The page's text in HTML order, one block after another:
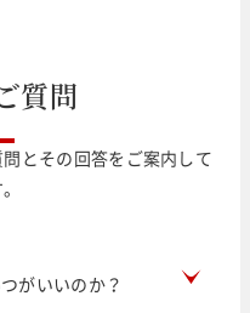
質問
とその回答をご案内して
がいいのか？